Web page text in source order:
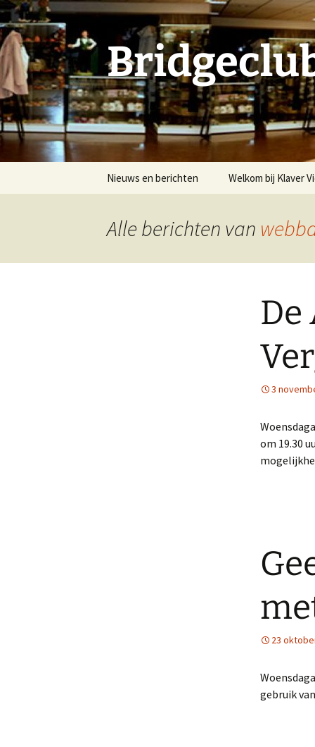
Ga
naar
de
inhoud
Nieuws en berichten Welkom bij Klaver
Alle berichten van
De
3
om 19.30
23
gebruik